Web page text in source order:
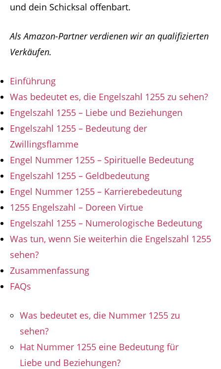
und dein Schicksal offenbart.
Als Amazon-Partner verdienen wir an qualifizierten
Verkäufen.
Einführung
Was bedeutet es, die Engelszahl 1255 zu sehen?
Engelszahl 1255 – Liebe und Beziehungen
Engelszahl 1255 – Bedeutung der
Zwillingsflamme
Engel Nummer 1255 – Spirituelle Bedeutung
Engelszahl 1255 – Geldbedeutung
Engel Nummer 1255 – Karrierebedeutung
1255 Engelszahl – Doreen Virtue
Engelszahl 1255 – Numerologische Bedeutung
Was tun, wenn Sie weiterhin die Engelszahl 1255
sehen?
Zusammenfassung
FAQs
Was bedeutet es, die Nummer 1255 zu
sehen?
Hat Nummer 1255 eine Bedeutung für
Liebe und Beziehungen?